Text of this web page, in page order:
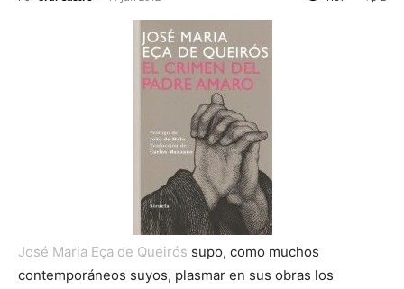
José Maria Eça de Queirós supo, como muchos
contemporáneos suyos, plasmar en sus obras los